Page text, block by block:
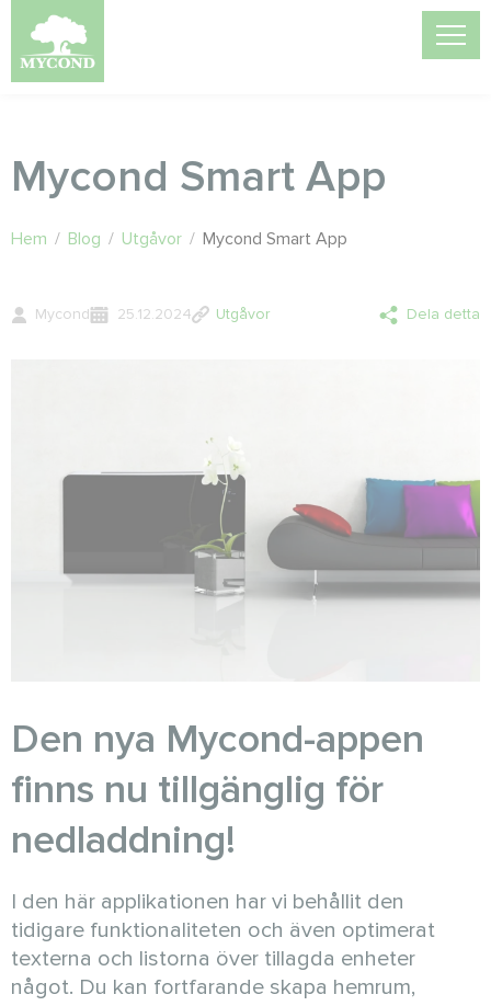
Mycond Smart App
Hem / Blog / Utgåvor / Mycond Smart App
Mycond 25.12.2024 Utgåvor Dela detta
Den nya Mycond-appen
finns nu tillgänglig för
nedladdning!
I den här applikationen har vi behållit den
tidigare funktionaliteten och även optimerat
texterna och listorna över tillagda enheter
något. Du kan fortfarande skapa hemrum,